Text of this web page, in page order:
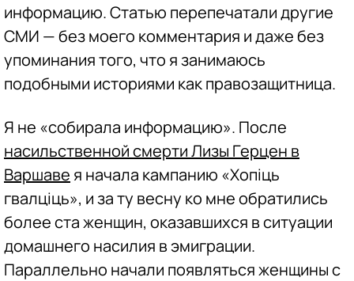
информацию. Статью перепечатали другие
СМИ — без моего комментария и даже без
упоминания того, что я занимаюсь
подобными историями как правозащитница.
Я не «собирала информацию». После
насильственной смерти Лизы Герцен в
Варшаве я начала кампанию «Хопіць
гвалціць», и за ту весну ко мне обратились
более ста женщин, оказавшихся в ситуации
домашнего насилия в эмиграции.
Параллельно начали появляться женщины с